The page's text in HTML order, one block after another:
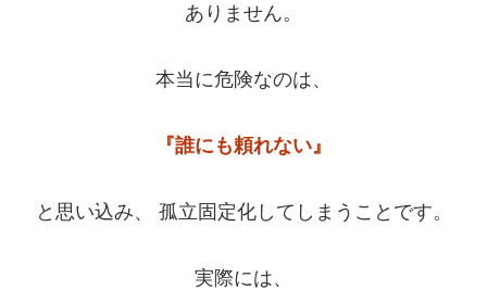
ありません。
本当に危険なのは、
『誰にも頼れない』
と思い込み、 孤立固定化してしまうことです。
実際には、